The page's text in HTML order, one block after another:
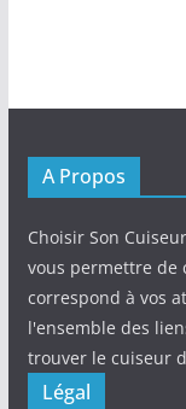
A Propos
Choisir Son
vous permettre de
correspond à vos
l'ensemble des
trouver le cuiseur
Légal